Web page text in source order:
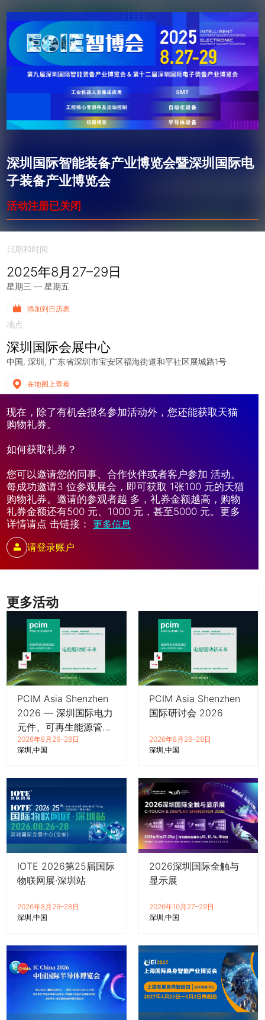
深圳国际智能装备产业博览会暨深圳国际电
子装备产业博览会
活动注册已关闭
更多活动
PCIM Asia Shenzhen
2026 — 深圳国际电力
元件、可再生能源管理
展览会暨研讨会
2026年8月26–28日
深圳 中国
PCIM Asia Shenzhen
国际研讨会 2026
2026年8月26–28日
深圳 中国
IOTE 2026第25届国际
物联网展·深圳站
2026年8月26–28日
深圳 中国
2026深圳国际全触与
显示展
2026年10月27–29日
深圳 中国
日期和时间
2025年8月27–29日
星期三 — 星期五
添加到日历表
地点
深圳国际会展中心
中国 深圳 广东省深圳市宝安区福海街道和平社区展城路1号
在地图上查看
现在，除了有机会报名参加活动外，您还能获取天猫
购物礼券。
如何获取礼券？
您可以邀请您的同事、合作伙伴或者客户参加 活动。
每成功邀请3 位参观展会，即可获取 1张100 元的天猫
购物礼券。邀请的参观者越 多，礼券金额越高，购物
礼券金额还有500 元、1000 元，甚至5000 元。更多
详情请点 击链接： 更多信息
请登录账户